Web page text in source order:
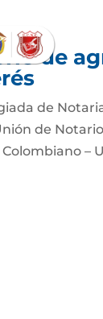
de
de
de
–